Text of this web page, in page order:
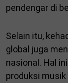
pendengar di
Selain itu,
global juga
nasional. Hal
produksi